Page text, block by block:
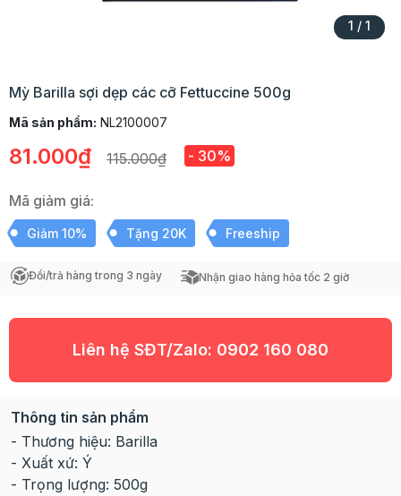
1 / 1
Mỳ Barilla sợi dẹp các cỡ Fettuccine 500g
Mã sản phẩm: NL2100007
81.000₫ 115.000₫ - 30%
Mã giảm giá:
Giảm 10% Tặng 20K Freeship
Đổi/trả hàng trong 3 ngày Nhận giao hàng hỏa tốc 2 giờ
Liên hệ SĐT/Zalo: 0902 160 080
Thông tin sản phẩm
- Thương hiệu: Barilla
- Xuất xứ: Ý
- Trọng lượng: 500g